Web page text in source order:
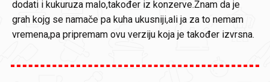
dodati i kukuruza malo,također iz konzerve.Znam da je
grah kojg se namače pa kuha ukusniji,ali ja za to nemam
vremena,pa pripremam ovu verziju koja je također izvrsna.